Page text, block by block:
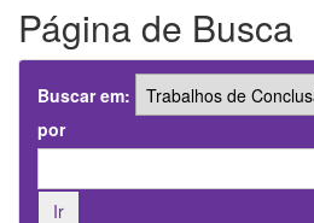
Página de Busca
Buscar em:
por